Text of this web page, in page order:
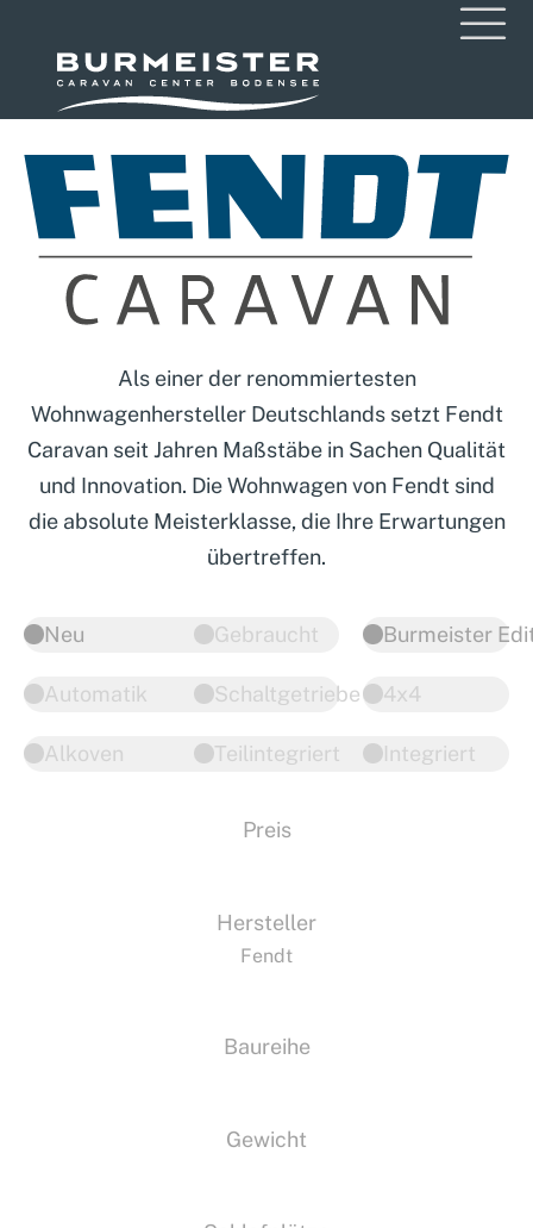
Als einer der renommiertesten
Wohnwagenhersteller Deutschlands setzt Fendt
Caravan seit Jahren Maßstäbe in Sachen Qualität
und Innovation. Die Wohnwagen von Fendt sind
die absolute Meisterklasse, die Ihre Erwartungen
übertreffen.
Neu Gebraucht
4x4
Automatik Schaltgetriebe
Burmeister
Alkoven Teilintegriert Integriert
Preis
Hersteller
Fendt
Baureihe
Gewicht